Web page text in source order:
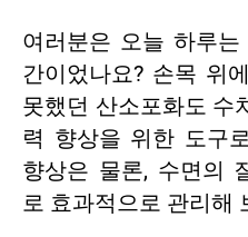
여러분은 오늘 하루
간이었나요? 손목 위
못했던 산소포화도 수
력 향상을 위한 도구
향상은 물론, 수면의
로 효과적으로 관리해